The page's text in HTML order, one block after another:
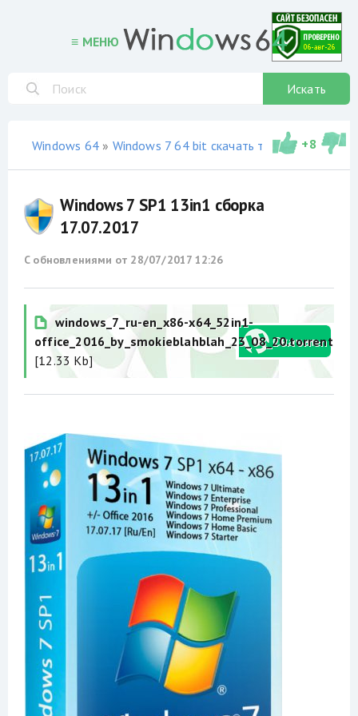
≡ МЕНЮ
Искать
Windows 64» Windows 7 64 bit скачать торрент»
+8
Windows 7 SP1 13in1 сборка
17.07.2017
С обновлениями от 28/07/2017 12:26
windows_7_ru-en_x86-x64_52in1-
office_2016_by_smokieblahblah_23_08_20.torrent
[12.33 Kb]